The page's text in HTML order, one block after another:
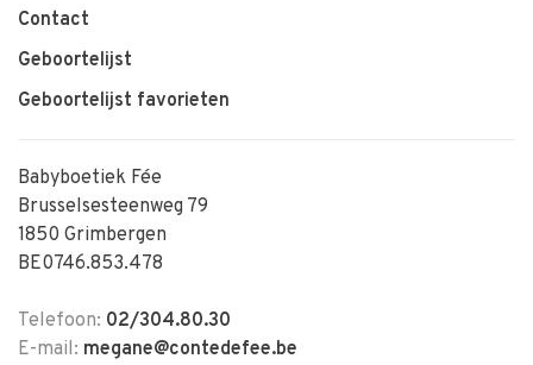
Contact
Geboortelijst
Geboortelijst favorieten
Babyboetiek Fée
Brusselsesteenweg 79
1850 Grimbergen
BE0746.853.478
Telefoon: 02/304.80.30
E-mail: megane@contedefee.be